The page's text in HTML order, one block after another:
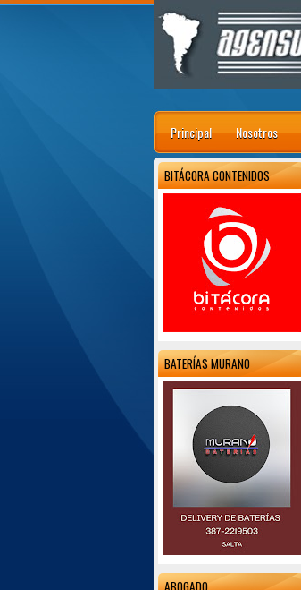
Principal Nosotros
BITÁCORA CONTENIDOS
BATERÍAS MURANO
ABOGADO